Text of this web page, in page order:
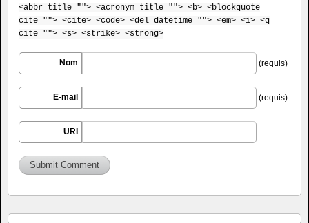
<abbr title=""> <acronym title=""> <b> <blockquote
cite=""> <cite> <code> <del datetime=""> <em> <i> <q
cite=""> <s> <strike> <strong>
Nom (requis)
E-mail (requis)
URI